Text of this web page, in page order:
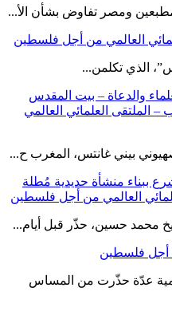
ومصر تفاوض بشأن الأ...
العالمي من أجل فلسطين
الذي تكلمن...
والدعاة – بيت المقدس
– الملتقى العلمائي العالمي
بيني غانتس، المغرب ح...
ببناء منشأة حديدية مُطلة
العالمي من أجل فلسطين
محمد حسين، حذّر قبل أيام...
أجل فلسطين
عدّة حذّرت من المساس